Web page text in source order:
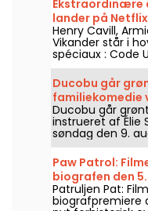
Ekstraordinære
lander på Netflix
Henry Cavill,
Vikander står i
spéciaux : Code
Netflix den 6.
Ducobu går
familiekomedie
Ducobu går
instrueret af Élie
søndag den 9.
Paw Patrol:
biografen den
Patruljen Pat:
biografpremiere